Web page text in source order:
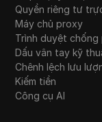
Quyền riêng tư
Máy chủ proxy
Trình duyệt chống
Dấu vân tay kỹ
Chênh lệch lưu
Kiếm tiền
Công cụ AI